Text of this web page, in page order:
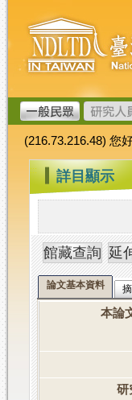
跳
到
主
要
內
容
臺
灣
博
碩
士
論
文
加
值
系
統
(216.73.216.48) 您
::: 詳目顯示
論文基本資料
本論
研